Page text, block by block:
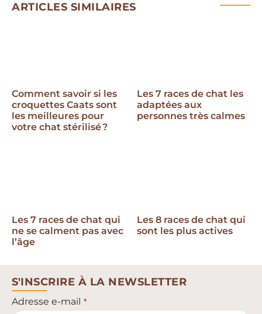
ARTICLES SIMILAIRES
Comment savoir si les
croquettes Caats sont
les meilleures pour
votre chat stérilisé ?
Les 7 races de chat les
adaptées aux
personnes très calmes
Les 7 races de chat qui
ne se calment pas avec
l’âge
Les 8 races de chat qui
sont les plus actives
S'INSCRIRE À LA NEWSLETTER
Adresse e-mail *